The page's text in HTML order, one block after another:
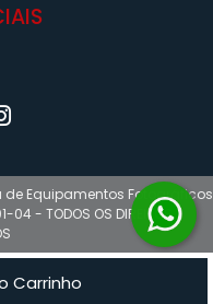
Carrinho
de Equipamentos Fotográficos
- TODOS OS DIREITOS